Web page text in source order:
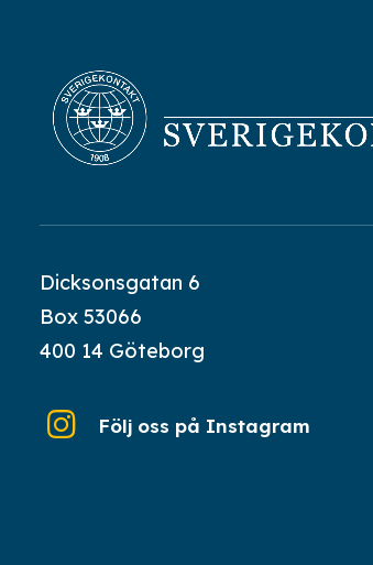
Dicksonsgatan 6
Box 53066
400 14 Göteborg
Följ oss på Instagram